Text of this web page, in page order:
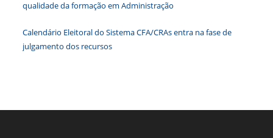
qualidade da formação em Administração
Calendário Eleitoral do Sistema CFA/CRAs entra na fase de
julgamento dos recursos